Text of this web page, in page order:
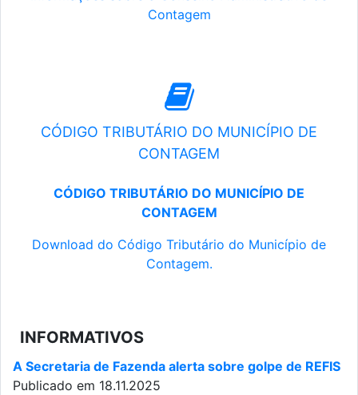
Contagem
CÓDIGO TRIBUTÁRIO DO MUNICÍPIO DE
CONTAGEM
CÓDIGO TRIBUTÁRIO DO MUNICÍPIO DE
CONTAGEM
Download do Código Tributário do Município de
Contagem.
INFORMATIVOS
A Secretaria de Fazenda alerta sobre golpe de REFIS
Publicado em 18.11.2025